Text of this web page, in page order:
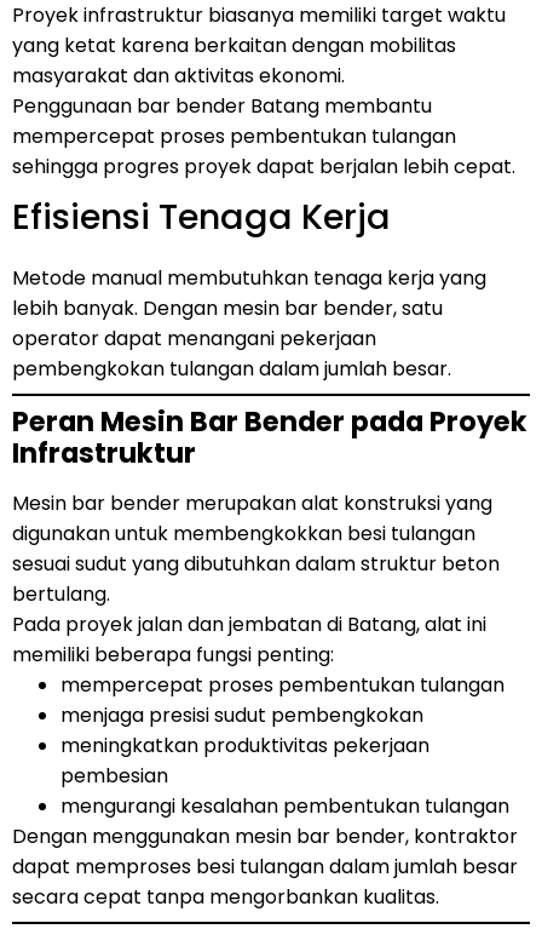
Proyek infrastruktur biasanya memiliki target waktu
yang ketat karena berkaitan dengan mobilitas
masyarakat dan aktivitas ekonomi.
Penggunaan bar bender Batang membantu
mempercepat proses pembentukan tulangan
sehingga progres proyek dapat berjalan lebih cepat.
Efisiensi Tenaga Kerja
Metode manual membutuhkan tenaga kerja yang
lebih banyak. Dengan mesin bar bender, satu
operator dapat menangani pekerjaan
pembengkokan tulangan dalam jumlah besar.
Peran Mesin Bar Bender pada Proyek
Infrastruktur
Mesin bar bender merupakan alat konstruksi yang
digunakan untuk membengkokkan besi tulangan
sesuai sudut yang dibutuhkan dalam struktur beton
bertulang.
Pada proyek jalan dan jembatan di Batang, alat ini
memiliki beberapa fungsi penting:
mempercepat proses pembentukan tulangan
menjaga presisi sudut pembengkokan
meningkatkan produktivitas pekerjaan
pembesian
mengurangi kesalahan pembentukan tulangan
Dengan menggunakan mesin bar bender, kontraktor
dapat memproses besi tulangan dalam jumlah besar
secara cepat tanpa mengorbankan kualitas.